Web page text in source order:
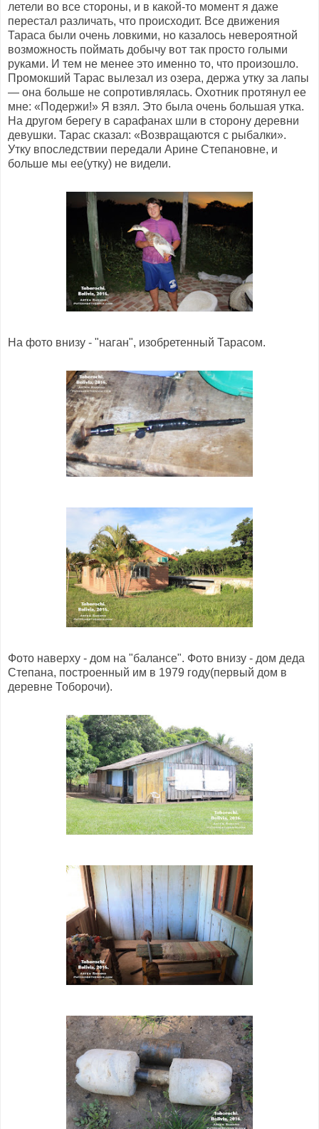
летели во все стороны, и в какой-то момент я даже
перестал различать, что происходит. Все движения
Тараса были очень ловкими, но казалось невероятной
возможность поймать добычу вот так просто голыми
руками. И тем не менее это именно то, что произошло.
Промокший Тарас вылезал из озера, держа утку за лапы
— она больше не сопротивлялась. Охотник протянул ее
мне: «Подержи!» Я взял. Это была очень большая утка.
На другом берегу в сарафанах шли в сторону деревни
девушки. Тарас сказал: «Возвращаются с рыбалки».
Утку впоследствии передали Арине Степановне, и
больше мы ее(утку) не видели.
На фото внизу - "наган", изобретенный Тарасом.
Фото наверху - дом на "балансе". Фото внизу - дом деда
Степана, построенный им в 1979 году(первый дом в
деревне Тоборочи).